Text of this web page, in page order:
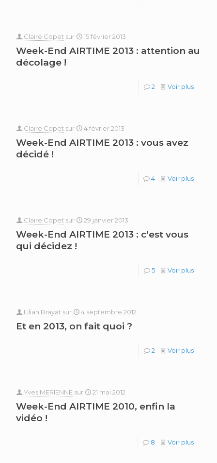
Claire Copet sur 15 février 2013
Week-End AIRTIME 2013 : attention au
décolage !
2 Voir plus
Claire Copet sur 4 février 2013
Week-End AIRTIME 2013 : vous avez
décidé !
4 Voir plus
Claire Copet sur 29 janvier 2013
Week-End AIRTIME 2013 : c'est vous
qui décidez !
5 Voir plus
Lilian Brayat sur 4 septembre 2012
Et en 2013, on fait quoi ?
2 Voir plus
Yves MERIENNE sur 21 mai 2012
Week-End AIRTIME 2010, enfin la
vidéo !
8 Voir plus